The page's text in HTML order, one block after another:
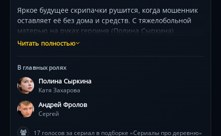
Яркое будущее скрипачки рушится, когда мошенник
оставляет её без дома и средств. С тяжелобольной
матерью на руках героиня (Полина Сыркина)
вынуждена отказаться от музыки и стать врачом. Но
судьба дарит новую любовь... и страшную тайну,
переворачивающую жизнь. Андрей Фролов и Елена
Коренева в драме о мести, искуплении и
неожиданных поворотах судьбы.
Читать полностью
В главных ролях
Полина Сыркина
Катя Захарова
Андрей Фролов
Сергей
17 голосов за сериал в подборке «Сериалы про деревню»